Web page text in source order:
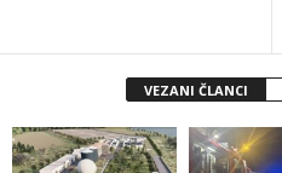
VEZANI ČLANCI